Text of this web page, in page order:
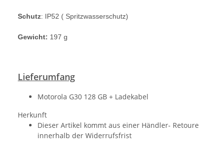
Schutz: IP52 ( Spritzwasserschutz)
Gewicht: 197 g
Lieferumfang
Motorola G30 128 GB + Ladekabel
Herkunft
Dieser Artikel kommt aus einer Händler- Retoure
innerhalb der Widerrufsfrist